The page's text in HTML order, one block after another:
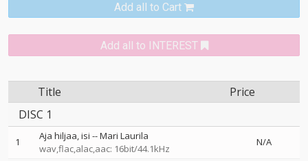
Add all to Cart
Add all to INTEREST
Title
Price
DISC 1
1 Aja hiljaa, isi --Mari Laurila
wav,flac,alac,aac: 16bit/44.1kHz
N/A